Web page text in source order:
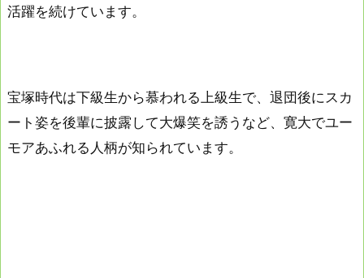
活躍を続けています。
宝塚時代は下級生から慕われる上級生で、退団後にスカ
ート姿を後輩に披露して大爆笑を誘うなど、寛大でユー
モアあふれる人柄が知られています。